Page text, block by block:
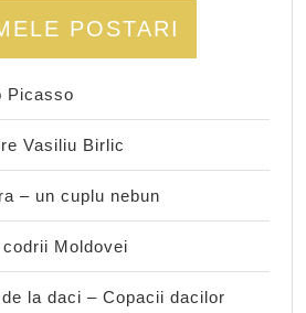
POSTARI
Picasso
Vasiliu Birlic
– un cuplu nebun
Moldovei
la daci – Copacii dacilor